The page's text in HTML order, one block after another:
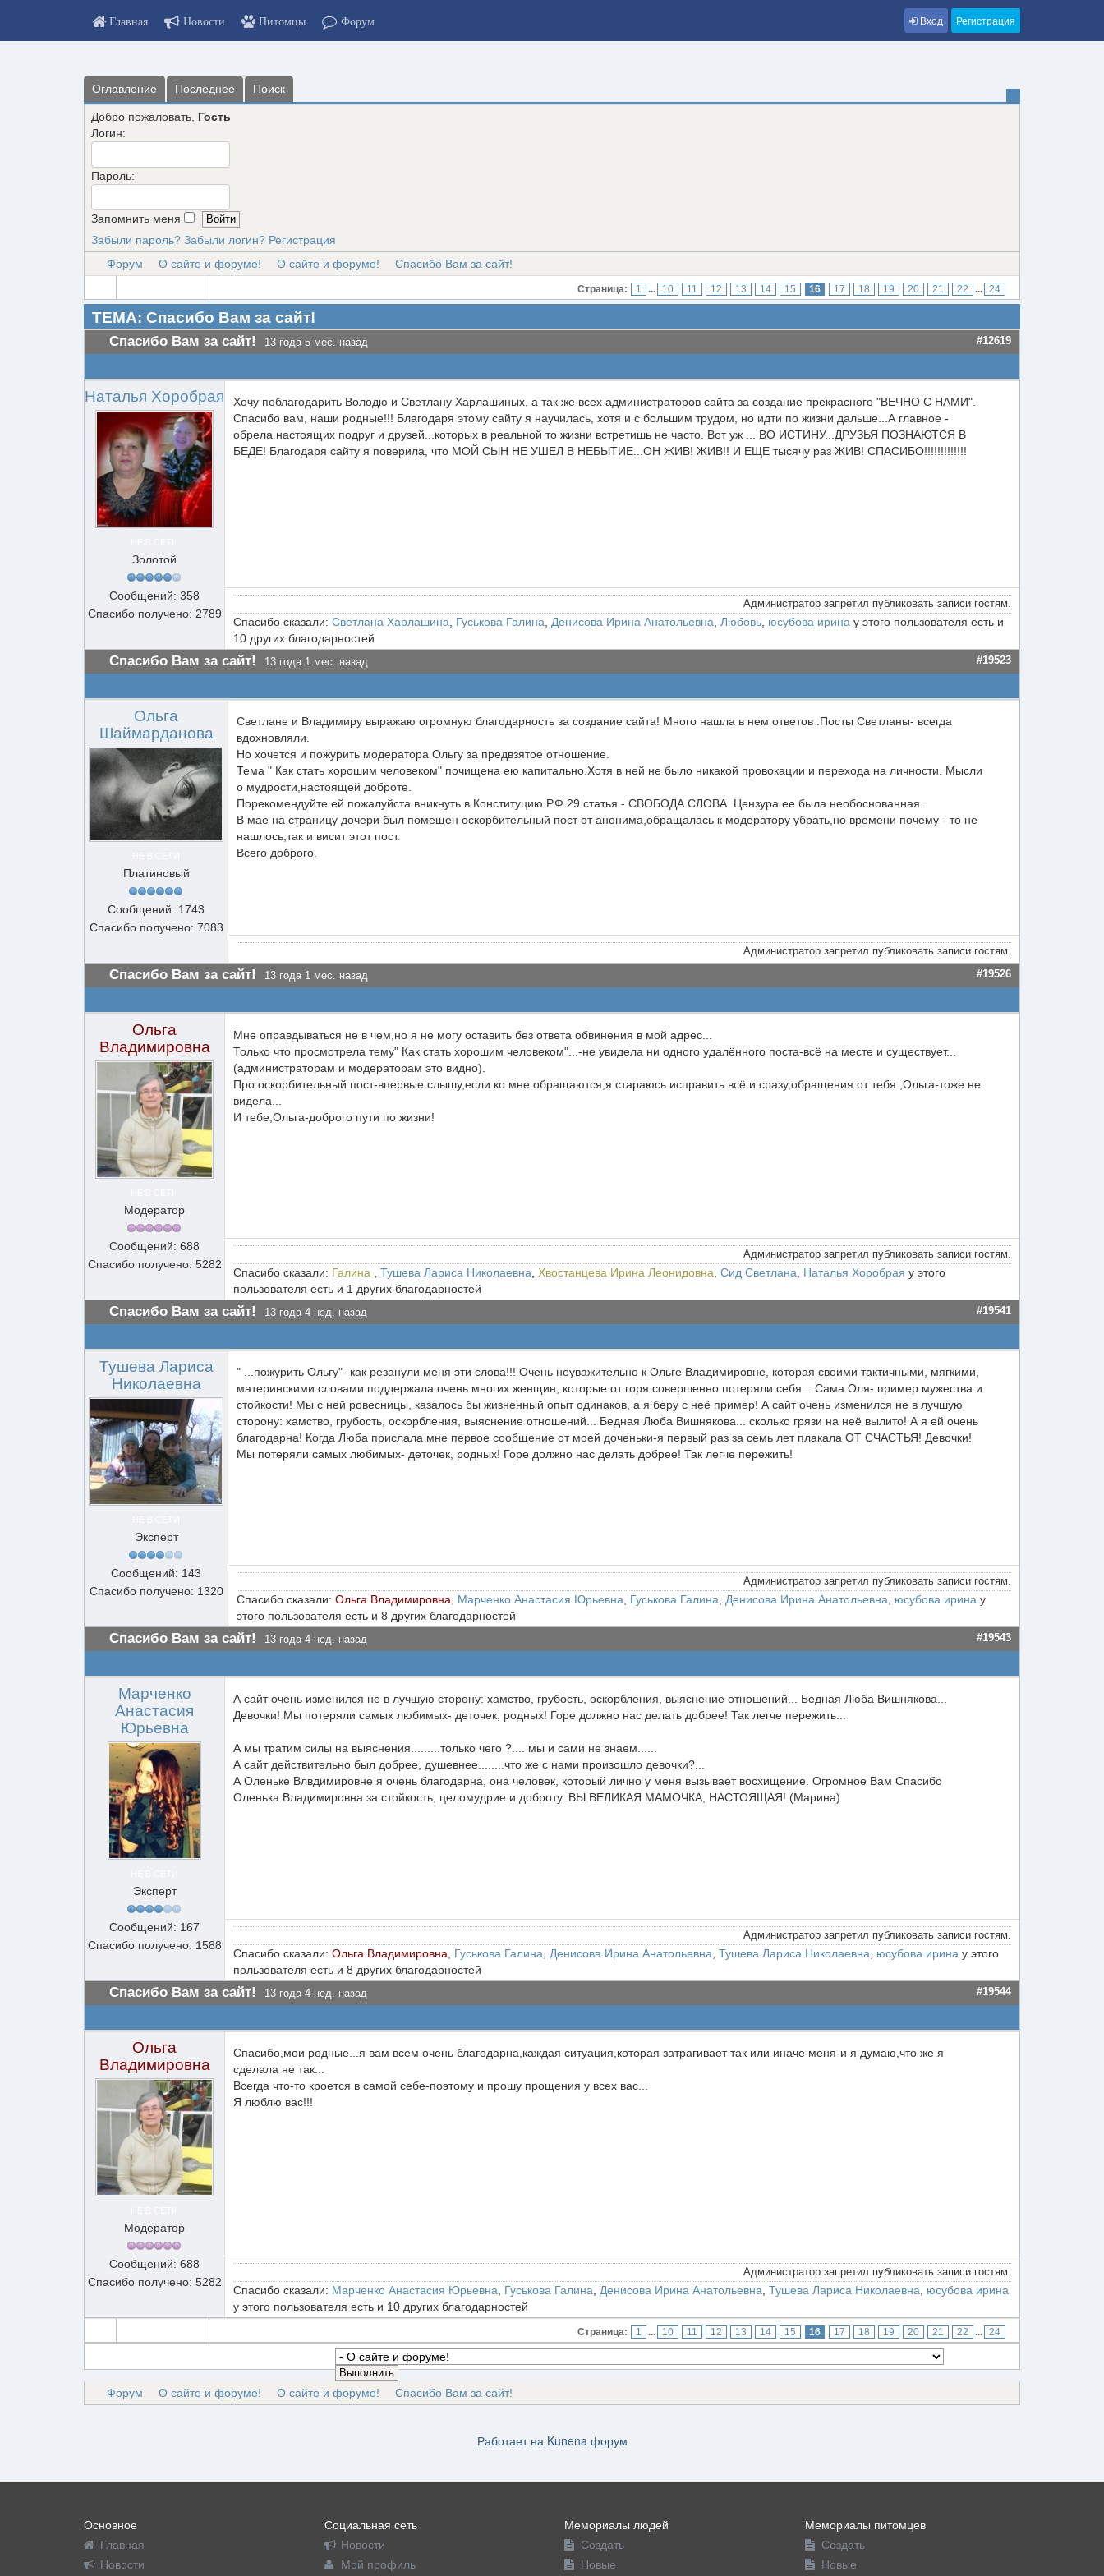
Главная Новости Питомцы Форум Вход Регистрация
Оглавление Последнее Поиск
Добро пожаловать, Гость
Логин:
Пароль:
Запомнить меня
Забыли пароль? Забыли логин? Регистрация
Форум
О сайте и форуме! О сайте и форуме! Спасибо Вам за сайт!
Страница: 1 ... 10 11 12 13 14 15 16 17 18 19 20 21 22 ... 24
ТЕМА: Спасибо Вам за сайт!
Спасибо Вам за сайт! 13 года 5 мес. назад #12619
Наталья Хоробрая
Золотой
Сообщений: 358
Спасибо получено: 2789
Хочу поблагодарить Володю и Светлану Харлашиных, а так же всех администраторов сайта за создание прекрасного "ВЕЧНО С НАМИ".
Спасибо вам, наши родные!!! Благодаря этому сайту я научилась, хотя и с большим трудом, но идти по жизни дальше...А главное -
обрела настоящих подруг и друзей...которых в реальной то жизни встретишь не часто. Вот уж ... ВО ИСТИНУ...ДРУЗЬЯ ПОЗНАЮТСЯ В
БЕДЕ! Благодаря сайту я поверила, что МОЙ СЫН НЕ УШЕЛ В НЕБЫТИЕ...ОН ЖИВ! ЖИВ!! И ЕЩЕ тысячу раз ЖИВ! СПАСИБО!!!!!!!!!!!!!
Администратор запретил публиковать записи гостям.
Спасибо сказали: Светлана Харлашина Гуськова Галина Денисова Ирина Анатольевна Любовь юсубова ирина у этого пользователя есть и
10 других благодарностей
Спасибо Вам за сайт! 13 года 1 мес. назад #19523
Ольга
Шаймарданова
Платиновый
Сообщений: 1743
Спасибо получено: 7083
Светлане и Владимиру выражаю огромную благодарность за создание сайта! Много нашла в нем ответов .Посты Светланы- всегда
вдохновляли.
Но хочется и пожурить модератора Ольгу за предвзятое отношение.
Тема " Как стать хорошим человеком" почищена ею капитально.Хотя в ней не было никакой провокации и перехода на личности. Мысли
о мудрости,настоящей доброте.
Порекомендуйте ей пожалуйста вникнуть в Конституцию Р.Ф.29 статья - СВОБОДА СЛОВА. Цензура ее была необоснованная.
В мае на страницу дочери был помещен оскорбительный пост от анонима,обращалась к модератору убрать,но времени почему - то не
нашлось,так и висит этот пост.
Всего доброго.
Администратор запретил публиковать записи гостям.
Спасибо Вам за сайт! 13 года 1 мес. назад #19526
Ольга
Владимировна
Модератор
Сообщений: 688
Спасибо получено: 5282
Мне оправдываться не в чем,но я не могу оставить без ответа обвинения в мой адрес...
Только что просмотрела тему" Как стать хорошим человеком"...-не увидела ни одного удалённого поста-всё на месте и существует...
(администраторам и модераторам это видно).
Про оскорбительный пост-впервые слышу,если ко мне обращаются,я стараюсь исправить всё и сразу,обращения от тебя ,Ольга-тоже не
видела...
И тебе,Ольга-доброго пути по жизни!
Администратор запретил публиковать записи гостям.
Спасибо сказали: Галина Тушева Лариса Николаевна Хвостанцева Ирина Леонидовна Сид Светлана Наталья Хоробрая у этого
пользователя есть и 1 других благодарностей
Спасибо Вам за сайт! 13 года 4 нед. назад #19541
Тушева Лариса
Николаевна
Эксперт
Сообщений: 143
Спасибо получено: 1320
" ...пожурить Ольгу"- как резанули меня эти слова!!! Очень неуважительно к Ольге Владимировне, которая своими тактичными, мягкими,
материнскими словами поддержала очень многих женщин, которые от горя совершенно потеряли себя... Сама Оля- пример мужества и
стойкости! Мы с ней ровесницы, казалось бы жизненный опыт одинаков, а я беру с неё пример! А сайт очень изменился не в лучшую
сторону: хамство, грубость, оскорбления, выяснение отношений... Бедная Люба Вишнякова... сколько грязи на неё вылито! А я ей очень
благодарна! Когда Люба прислала мне первое сообщение от моей доченьки-я первый раз за семь лет плакала ОТ СЧАСТЬЯ! Девочки!
Мы потеряли самых любимых- деточек, родных! Горе должно нас делать добрее! Так легче пережить!
Администратор запретил публиковать записи гостям.
Спасибо сказали: Ольга Владимировна Марченко Анастасия Юрьевна Гуськова Галина Денисова Ирина Анатольевна юсубова ирина у
этого пользователя есть и 8 других благодарностей
Спасибо Вам за сайт! 13 года 4 нед. назад #19543
Марченко
Анастасия
Юрьевна
Эксперт
Сообщений: 167
Спасибо получено: 1588
А сайт очень изменился не в лучшую сторону: хамство, грубость, оскорбления, выяснение отношений... Бедная Люба Вишнякова...
Девочки! Мы потеряли самых любимых- деточек, родных! Горе должно нас делать добрее! Так легче пережить...
А мы тратим силы на выяснения.........только чего ?.... мы и сами не знаем......
А сайт действительно был добрее, душевнее........что же с нами произошло девочки?...
А Оленьке Влвдимировне я очень благодарна, она человек, который лично у меня вызывает восхищение. Огромное Вам Спасибо
Оленька Владимировна за стойкость, целомудрие и доброту. ВЫ ВЕЛИКАЯ МАМОЧКА, НАСТОЯЩАЯ! (Марина)
Администратор запретил публиковать записи гостям.
Спасибо сказали: Ольга Владимировна Гуськова Галина Денисова Ирина Анатольевна Тушева Лариса Николаевна юсубова ирина у этого
пользователя есть и 8 других благодарностей
Спасибо Вам за сайт! 13 года 4 нед. назад #19544
Ольга
Владимировна
Модератор
Сообщений: 688
Спасибо получено: 5282
Спасибо,мои родные...я вам всем очень благодарна,каждая ситуация,которая затрагивает так или иначе меня-и я думаю,что же я
сделала не так...
Всегда что-то кроется в самой себе-поэтому и прошу прощения у всех вас...
Я люблю вас!!!
Администратор запретил публиковать записи гостям.
Спасибо сказали: Марченко Анастасия Юрьевна Гуськова Галина Денисова Ирина Анатольевна Тушева Лариса Николаевна
юсубова ирина
у этого пользователя есть и 10 других благодарностей
Страница: 1 ... 10 11 12 13 14 15 16 17 18 19 20 21 22 ... 24
Форум О сайте и форуме! О сайте и форуме! Спасибо Вам за сайт!
Работает на Kunena форум
Основное
Главная
Новости
Социальная сеть
Новости
Мой профиль
Мемориалы людей
Создать
Новые
Мемориалы питомцев
Создать
Новые